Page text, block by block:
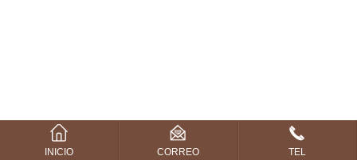
INICIO CORREO TEL